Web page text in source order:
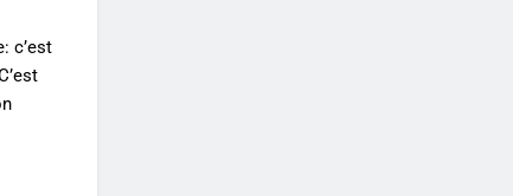
c’est